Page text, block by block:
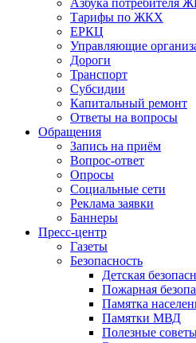
Азбука потребителя
Тарифы по ЖКХ
ЕРКЦ
Управляющие
Дороги
Транспорт
Субсидии
Капитальный ремонт
Ответы на вопросы
Обращения
Запись на приём
Вопрос-ответ
Опросы
Социальные сети
Реклама заявки
Баннеры
Пресс-центр
Газеты
Безопасность
Детская
Пожарная
Памятка
Памятки МВД
Полезные